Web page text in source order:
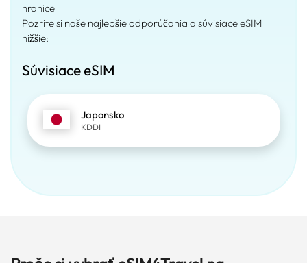
hranice
Pozrite si naše najlepšie odporúčania a súvisiace eSIM
nižšie:
Súvisiace eSIM
Japonsko
KDDI